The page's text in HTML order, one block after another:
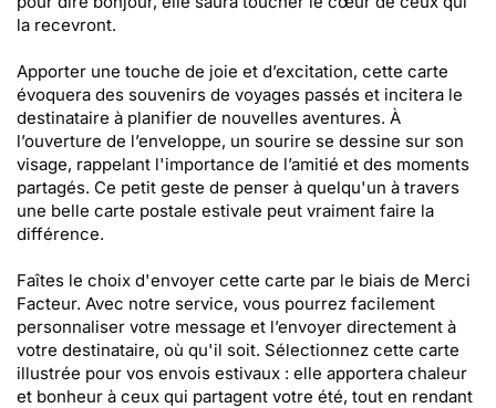
la recevront.
Apporter une touche de joie et d’excitation, cette carte
évoquera des souvenirs de voyages passés et incitera le
destinataire à planifier de nouvelles aventures. À
l’ouverture de l’enveloppe, un sourire se dessine sur son
visage, rappelant l'importance de l’amitié et des moments
partagés. Ce petit geste de penser à quelqu'un à travers
une belle carte postale estivale peut vraiment faire la
différence.
Faîtes le choix d'envoyer cette carte par le biais de Merci
Facteur. Avec notre service, vous pourrez facilement
personnaliser votre message et l’envoyer directement à
votre destinataire, où qu'il soit. Sélectionnez cette carte
illustrée pour vos envois estivaux : elle apportera chaleur
et bonheur à ceux qui partagent votre été, tout en rendant